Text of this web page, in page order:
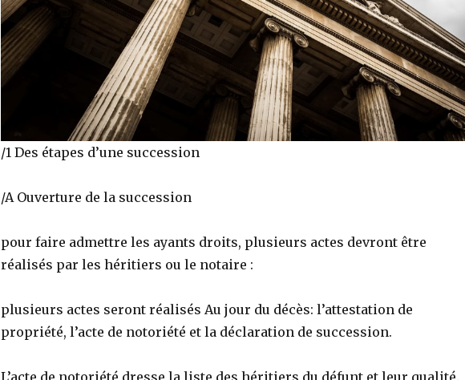
/1 Des étapes d’une succession
/A Ouverture de la succession
pour faire admettre les ayants droits, plusieurs actes devront être
réalisés par les héritiers ou le notaire :
plusieurs actes seront réalisés Au jour du décès: l’attestation de
propriété, l’acte de notoriété et la déclaration de succession.
L’acte de notoriété dresse la liste des héritiers du défunt et leur qualité.